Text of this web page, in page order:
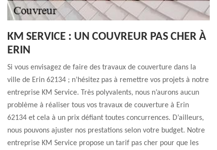
KM SERVICE : UN COUVREUR PAS CHER À
ERIN
Si vous envisagez de faire des travaux de couverture dans la
ville de Erin 62134 ; n’hésitez pas à remettre vos projets à notre
entreprise KM Service. Très polyvalents, nous n’aurons aucun
problème à réaliser tous vos travaux de couverture à Erin
62134 et cela à un prix défiant toutes concurrences. D’ailleurs,
nous pouvons ajuster nos prestations selon votre budget. Notre
entreprise KM Service propose un tarif pas cher pour que les